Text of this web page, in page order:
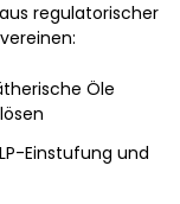
regulatorischer
Öle
Einstufung und